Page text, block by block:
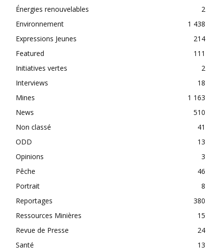
Énergies renouvelables
2
Environnement
1 438
Expressions Jeunes
214
Featured
111
Initiatives vertes
2
Interviews
18
Mines
1 163
News
510
Non classé
41
ODD
13
Opinions
3
Pêche
46
Portrait
8
Reportages
380
Ressources Minières
15
Revue de Presse
24
Santé
13